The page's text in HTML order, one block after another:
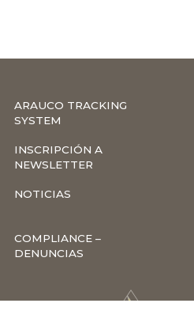
ARAUCO TRACKING
SYSTEM
INSCRIPCIÓN A
NEWSLETTER
NOTICIAS
COMPLIANCE –
DENUNCIAS